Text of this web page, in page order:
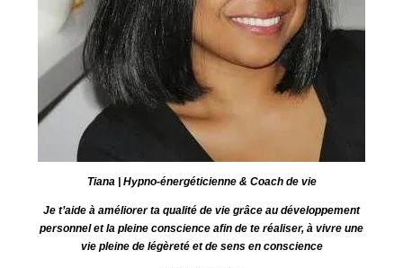
Tiana | Hypno-énergéticienne & Coach de vie
Je t’aide à améliorer ta qualité de vie grâce au développement
personnel et la pleine conscience afin de te réaliser, à vivre une
vie pleine de légèreté et de sens en conscience